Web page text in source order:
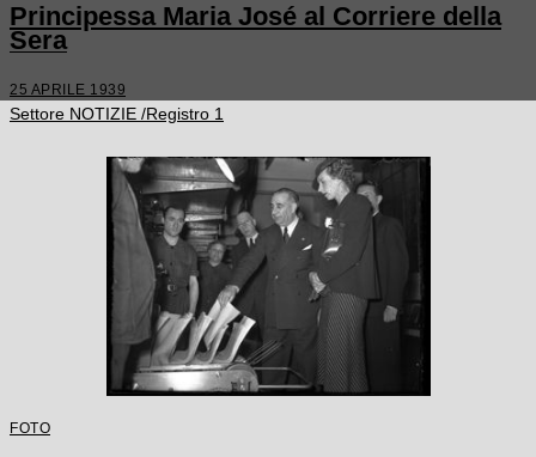
Principessa Maria José al Corriere della
Sera
25 APRILE 1939
Settore NOTIZIE /Registro 1
FOTO